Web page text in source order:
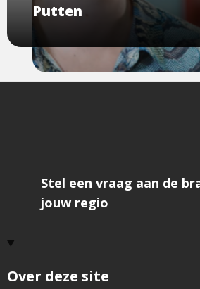
Putten
Over deze site
Stel een vraag aan de
jouw regio